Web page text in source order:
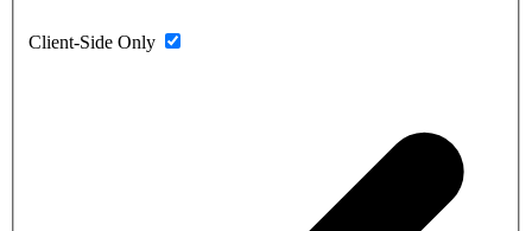
Client-Side Only